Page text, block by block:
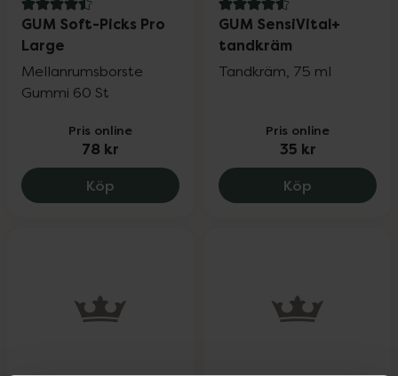
4.5 av 5 i omdöme
GUM Soft-Picks Pro
Large
Mellanrumsborste
Gummi 60 St
Pris online
78 kr
Köp GUM Soft-Picks Pro Large, 78 kr.
4.6 av 5 i omdöme
GUM SensiVital+
tandkräm
Tandkräm, 75 ml
Pris online
35 kr
Köp GUM